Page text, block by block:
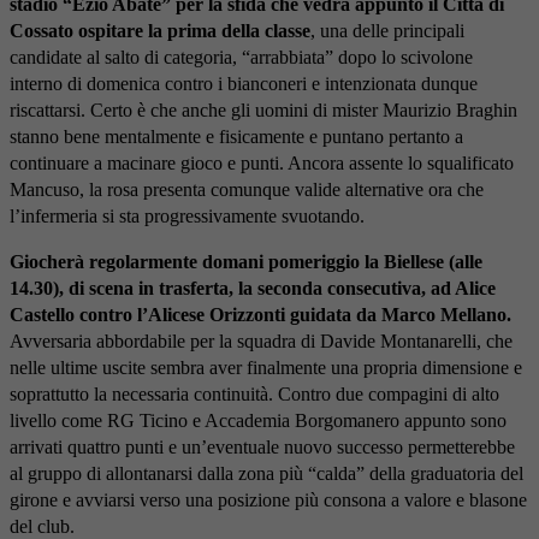
stadio “Ezio Abate” per la sfida che vedrà appunto il Città di
Cossato ospitare la prima della classe, una delle principali
candidate al salto di categoria, “arrabbiata” dopo lo scivolone
interno di domenica contro i bianconeri e intenzionata dunque
riscattarsi. Certo è che anche gli uomini di mister Maurizio Braghin
stanno bene mentalmente e fisicamente e puntano pertanto a
continuare a macinare gioco e punti. Ancora assente lo squalificato
Mancuso, la rosa presenta comunque valide alternative ora che
l’infermeria si sta progressivamente svuotando.
Giocherà regolarmente domani pomeriggio la Biellese (alle
14.30), di scena in trasferta, la seconda consecutiva, ad Alice
Castello contro l’Alicese Orizzonti guidata da Marco Mellano.
Avversaria abbordabile per la squadra di Davide Montanarelli, che
nelle ultime uscite sembra aver finalmente una propria dimensione e
soprattutto la necessaria continuità. Contro due compagini di alto
livello come RG Ticino e Accademia Borgomanero appunto sono
arrivati quattro punti e un’eventuale nuovo successo permetterebbe
al gruppo di allontanarsi dalla zona più “calda” della graduatoria del
girone e avviarsi verso una posizione più consona a valore e blasone
del club.